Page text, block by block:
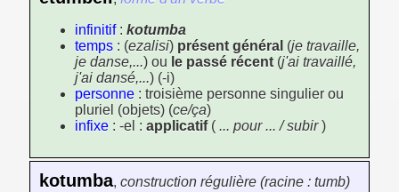
infinitif: kotumba
temps : (ezalisi) présent général (je travaille,
je danse,...) ou le passé récent (j'ai travaillé,
j'ai dansé,...) (-i)
personne : troisième personne singulier ou
pluriel (objets) (ce/ça)
infixe : -el : applicatif ( ... pour ... / subir)
kotumba, construction régulière (racine : tumb)